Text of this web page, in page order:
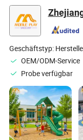
Geschäftstyp:
OEM/ODM-Service
Probe verfügbar